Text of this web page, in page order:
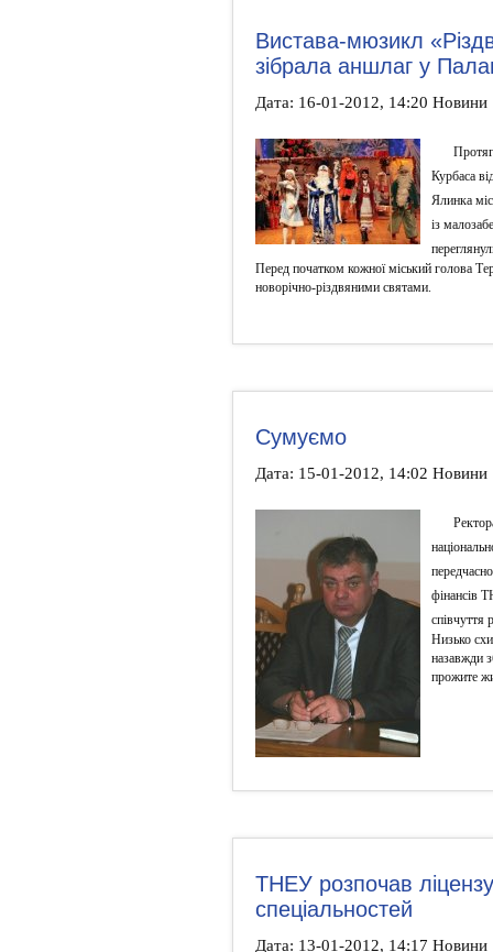
Вистава-мюзикл
зібрала аншлаг у
Дата: 16-01-2012, 14:20 Новини
Курбаса
Ялинка
із
Перед початком кожної міський голова
новорічно-різдвяними святами.
Сумуємо
Дата: 15-01-2012, 14:02 Новини
фінансів
співчуття
Низько
назавжди
прожите
ТНЕУ розпочав
спеціальностей
Дата: 13-01-2012, 14:17 Новини